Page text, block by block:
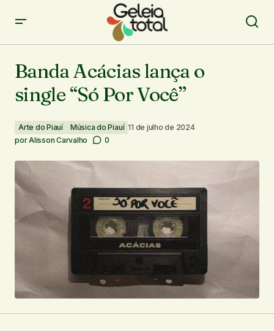
Banda Acácias lança o
single “Só Por Você”
Arte do Piauí Música do Piauí 11 de julho de 2024
porAlisson Carvalho 0